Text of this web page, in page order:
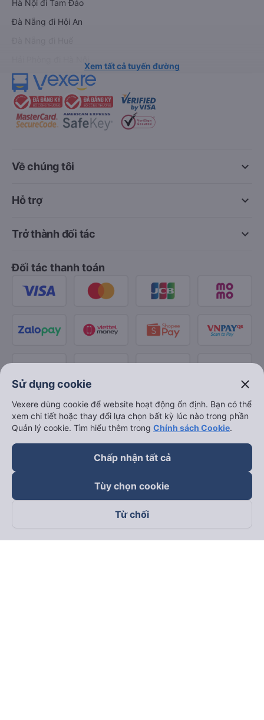
Hà Nội đi Tam Đảo
Đà Nẵng đi Hội An
Xem tất cả tuyến đường
keyboard_arrow_down
Về chúng tôi
keyboard_arrow_down
Hỗ trợ
keyboard_arrow_down
Trở thành đối tác
Đối tác thanh toán
Theo dõi chúng tôi trên
Sử dụng cookie close
Vexere dùng cookie để website hoạt động ổn định. Bạn có thể
xem chi tiết hoặc thay đổi lựa chọn bất kỳ lúc nào trong phần
Quản lý cookie. Tìm hiểu thêm trong Chính sách Cookie.
Chấp nhận tất cả
Tùy chọn cookie
Từ chối